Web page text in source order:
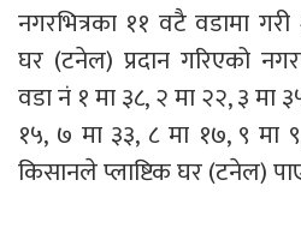
नगरभित्रका ११ वटै वडामा
घर (टनेल) प्रदान गरिएको
वडा नं १ मा ३८, २ मा २२, ३ मा
१५, ७ मा ३३, ८ मा १७, ९ मा
किसानले प्लाष्टिक घर (टनेल)